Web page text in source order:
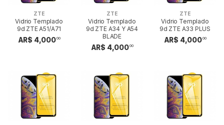
ZTE
Vidrio Templado
9d ZTE A51/A71
AR$ 4,00000
ZTE
Vidrio Templado
9d ZTE A34 Y A54
BLADE
AR$ 4,00000
ZTE
Vidrio Templado
9d ZTE A33 PLUS
AR$ 4,00000